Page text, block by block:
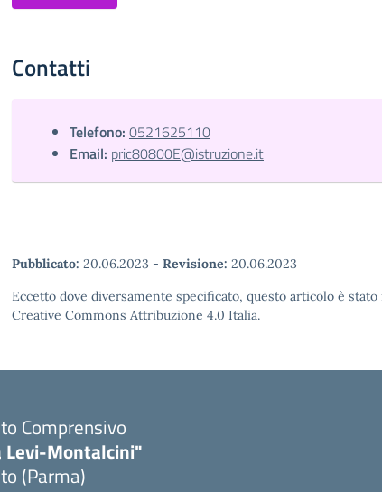
Contatti
Telefono: 0521625110
Email: pric80800E@istruzione.it
Pubblicato: 20.06.2023 - Revisione: 20.06.2023
Eccetto dove diversamente specificato, questo articolo è
Creative Commons Attribuzione 4.0 Italia.
Comprensivo
Levi-Montalcini"
(Parma)